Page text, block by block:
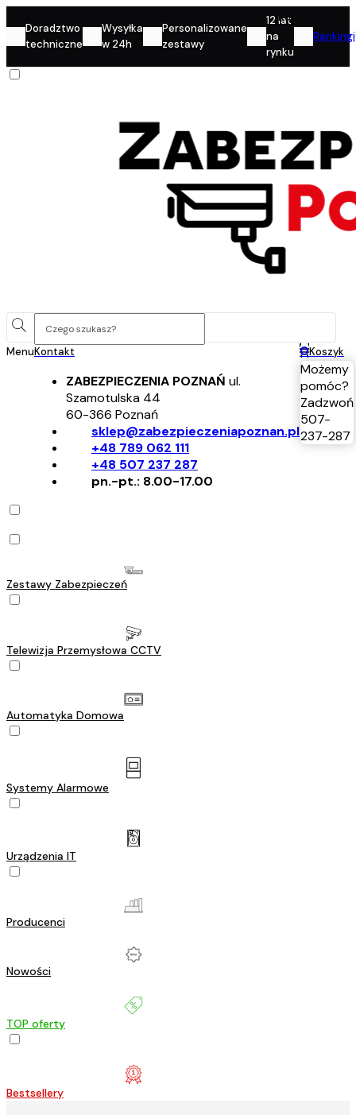
Doradztwo
techniczne
Wysyłka
w 24h
Personalizowane
zestawy
12 lat
na
rynku
Rankingi
MenuKontakt
ZABEZPIECZENIA POZNAŃ ul.
Szamotulska 44
60-366 Poznań
sklep@zabezpieczeniapoznan.pl
+48 789 062 111
+48 507 237 287
pn.-pt.: 8.00-17.00
Konto
0Koszyk
Możemy
pomóc?
Zadzwoń
507-
237-287
Zestawy Zabezpieczeń
Telewizja Przemysłowa CCTV
Automatyka Domowa
Systemy Alarmowe
Urządzenia IT
Producenci
Nowości
TOP oferty
Bestsellery